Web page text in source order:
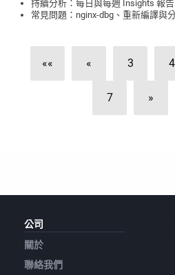
持續分析：每日與每週 Insights 報告
常見問題：nginx-dbg、重新編譯與
«« « 3 4
7 »
公司
關於
聯絡我們